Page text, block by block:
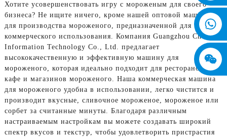
Хотите усовершенствовать игру с мороженым для своего
бизнеса? Не ищите ничего, кроме нашей оптовой машины
для производства мороженого, предназначенной для
коммерческого использования. Компания Guangzhou Chuanbo
Information Technology Co., Ltd. предлагает
высококачественную и эффективную машину для
мороженого, которая идеально подходит для ресторанов,
кафе и магазинов мороженого. Наша коммерческая машина
для мороженого удобна в использовании, легко чистится и
производит вкусные, сливочное мороженое, мороженое или
сорбет за считанные минуты. Благодаря различным
настраиваемым настройкам вы можете создавать широкий
спектр вкусов и текстур, чтобы удовлетворить пристрастия